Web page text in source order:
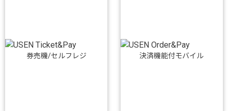
券売機/セルフレジ 決済機能付モバイル